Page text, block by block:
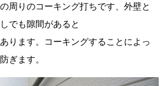
周りのコーキング打ちです、外壁と
でも隙間があると
ります。コーキングすることによっ
ぎます。